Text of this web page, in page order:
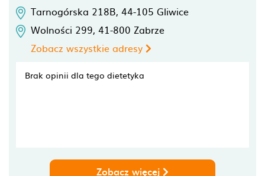
Tarnogórska 218B, 44-105 Gliwice
Wolności 299, 41-800 Zabrze
Zobacz wszystkie adresy
Brak opinii dla tego dietetyka
Zobacz więcej